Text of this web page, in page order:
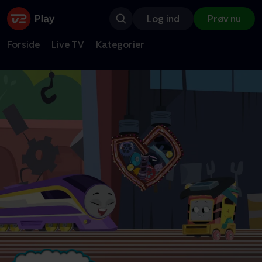
Log ind Prøv nu
Forside Live TV Kategorier